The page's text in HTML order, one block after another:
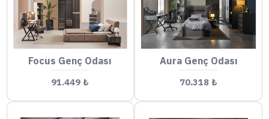
Focus Genç Odası
91.449 ₺
Aura Genç Odası
70.318 ₺